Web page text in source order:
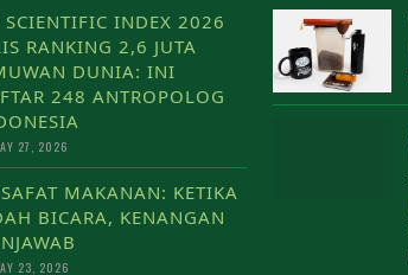
SCIENTIFIC INDEX 2026
RANKING 2,6 JUTA
DUNIA: INI
248 ANTROPOLOG
27, 2026
MAKANAN: KETIKA
BICARA, KENANGAN
23, 2026